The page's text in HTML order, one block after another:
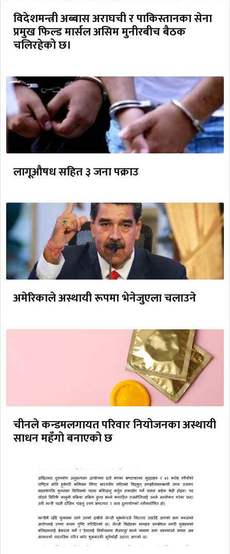
विदेशमन्त्री अब्बास अराघची र पाकिस्तानका सेना
प्रमुख फिल्ड मार्सल असिम मुनीरबीच बैठक
चलिरहेको छ।
लागूऔषध सहित ३ जना पक्राउ
अमेरिकाले अस्थायी रूपमा भेनेजुएला चलाउने
चीनले कन्डमलगायत परिवार नियोजनका अस्थायी
साधन महँगो बनाएको छ